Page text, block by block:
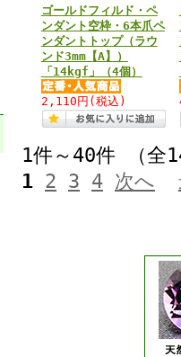
ゴールドフィルド・ペ
ンダント空枠・6本爪ペ
ンダントトップ（ラウ
ンド3mm【A】）
「14kgf」（4個）
2,110円 (税込)
1件～40件 （
1 2 3 4 次へ